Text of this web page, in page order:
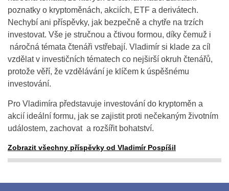
poznatky o kryptoměnách, akciích, ETF a derivátech.
Nechybí ani příspěvky, jak bezpečně a chytře na trzích
investovat. Vše je stručnou a čtivou formou, díky čemuž i
náročná témata čtenáři vstřebají. Vladimír si klade za cíl
vzdělat v investičních tématech co nejširší okruh čtenářů,
protože věří, že vzdělávání je klíčem k úspěšnému
investování.
Pro Vladimíra představuje investování do kryptoměn a
akcií ideální formu, jak se zajistit proti nečekaným životním
událostem, zachovat a rozšířit bohatství.
Zobrazit všechny příspěvky od Vladimír Pospíšil